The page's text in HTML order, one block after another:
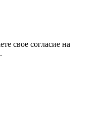
свое согласие на